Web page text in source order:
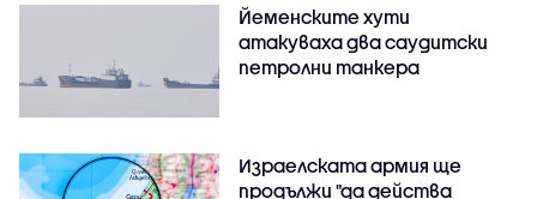
Йеменските хути
атакуваха два саудитски
петролни танкера
Израелската армия ще
продължи "да действа